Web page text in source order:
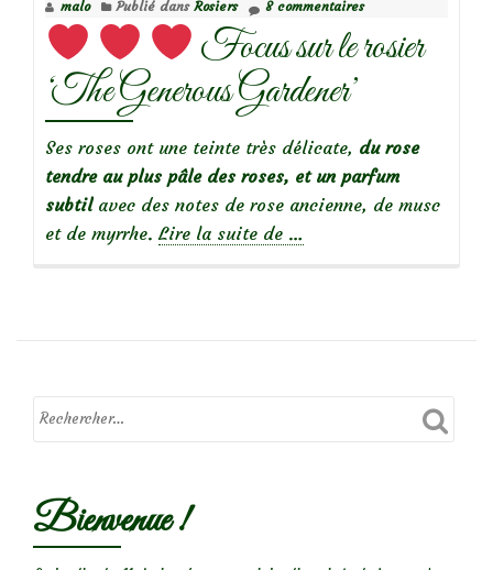
malo Publié dans Rosiers 8 commentaires
Focus sur le rosier
‘The Generous Gardener’
Ses roses ont une teinte très délicate, du rose
tendre au plus pâle des roses, et un parfum
subtilavec des notes de rose ancienne, de musc
et de myrrhe. Lire la suite de à
Focus
…
Bienvenue !